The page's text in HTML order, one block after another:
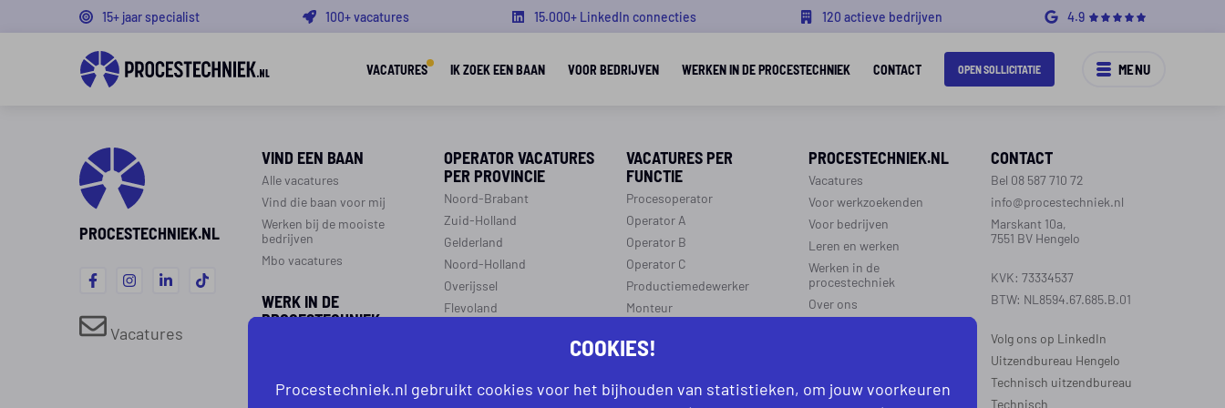
15+ jaar specialist 100+ vacatures 15.000+ LinkedIn connecties 120 actieve bedrijven 4.9
VACATURES IK ZOEK EEN BAAN VOOR BEDRIJVEN WERKEN IN DE PROCESTECHNIEK CONTACT OPEN SOLLICITATIE MENU
PROCESTECHNIEK.NL
Vacatures
VIND EEN BAAN
Alle vacatures
Vind die baan voor mij
Werken bij de mooiste
bedrijven
Mbo vacatures
WERK IN DE
PROCESTECHNIEK
Werken als procesoperator
OPERATOR VACATURES
PER PROVINCIE
Noord-Brabant
Zuid-Holland
Gelderland
Noord-Holland
Overijssel
Flevoland
Groningen
VACATURES PER
FUNCTIE
Procesoperator
Operator A
Operator B
Operator C
Productiemedewerker
Monteur
Aanmelden leren en werken
PROCESTECHNIEK.NL
Vacatures
Voor werkzoekenden
Voor bedrijven
Leren en werken
Werken in de
procestechniek
Over ons
REGIO’S WERKZAAM
CONTACT
Bel 08 587 710 72
info@procestechniek.nl
Marskant 10a,
7551 BV Hengelo
KVK: 73334537
BTW: NL8594.67.685.B.01
Volg ons op LinkedIn
Uitzendbureau Hengelo
Technisch uitzendbureau
Technisch
COOKIES!
Procestechniek.nl gebruikt cookies voor het bijhouden van statistieken, om jouw voorkeuren